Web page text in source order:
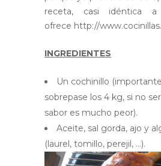
receta, casi idéntica
ofrece http://
INGREDIENTES
Un cochinillo
sobrepase los 4 kg, si no
sabor es mucho peor).
Aceite, sal gorda, ajo y
(laurel, tomillo, perejil, …).